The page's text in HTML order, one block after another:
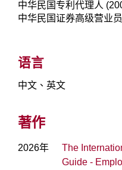
中华民国专利代理人
中华民国证券高级营业
语言
中文、英文
著作
2026年
The
Guide -